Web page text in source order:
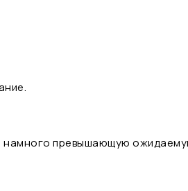
намного превышающую